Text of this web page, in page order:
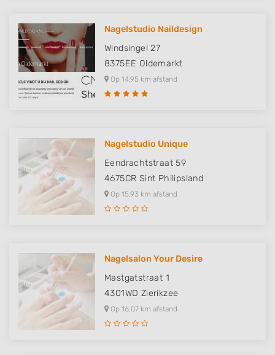
Nagelstudio Naildesign
Windsingel 27
8375EE Oldemarkt
Op 14,95 km afstand
Nagelstudio Unique
Eendrachtstraat 59
4675CR Sint Philipsland
Op 15,93 km afstand
Nagelsalon Your Desire
Mastgatstraat 1
4301WD Zierikzee
Op 16,07 km afstand